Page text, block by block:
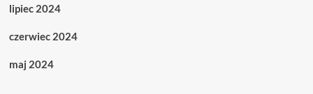
lipiec 2024
czerwiec 2024
maj 2024